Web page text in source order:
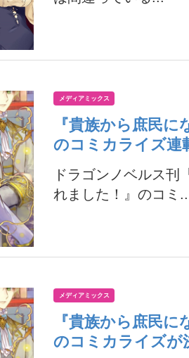
メディアミックス
『貴族から庶民
のコミカライズ連
ドラゴンノベルス刊
れました！』のコミ
メディアミックス
『貴族から庶民
のコミカライズが